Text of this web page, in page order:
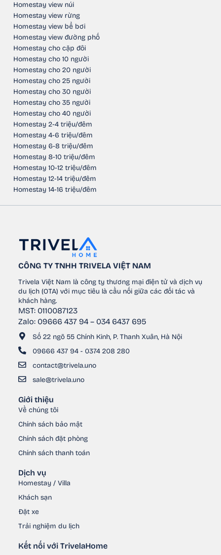
Homestay view núi
Homestay view rừng
Homestay view bể bơi
Homestay view đường phố
Homestay cho cặp đôi
Homestay cho 10 người
Homestay cho 20 người
Homestay cho 25 người
Homestay cho 30 người
Homestay cho 35 người
Homestay cho 40 người
Homestay 2-4 triệu/đêm
Homestay 4-6 triệu/đêm
Homestay 6-8 triệu/đêm
Homestay 8-10 triệu/đêm
Homestay 10-12 triệu/đêm
Homestay 12-14 triệu/đêm
Homestay 14-16 triệu/đêm
CÔNG TY TNHH TRIVELA VIỆT NAM
Trivela Việt Nam là công ty thương mại điện tử và dịch vụ
du lịch (OTA) với mục tiêu là cầu nối giữa các đối tác và
khách hàng.
MST: 0110087123
Zalo: 09666 437 94 – 034 6437 695
Số 22 ngõ 55 Chính Kinh, P. Thanh Xuân, Hà Nội
09666 437 94 - 0374 208 280
contact@trivela.uno
sale@trivela.uno
Giới thiệu
Về chúng tôi
Chính sách bảo mật
Chính sách đặt phòng
Chính sách thanh toán
Dịch vụ
Homestay / Villa
Khách sạn
Đặt xe
Trải nghiệm du lịch
Kết nối với TrivelaHome